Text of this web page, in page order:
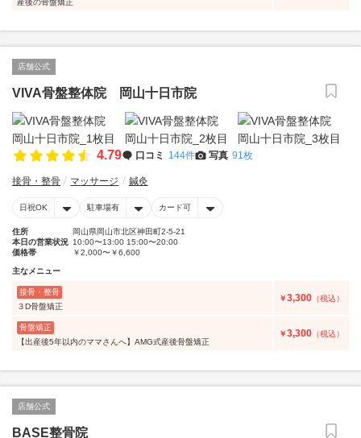
店舗公式
VIVA骨盤整体院 岡山十日市院
4.79 口コミ 144件 写真 91枚
接骨・整骨 マッサージ 鍼灸
日祝OK 駐車場有 カード可
住所
岡山県岡山市北区神田町2‐5-21
本日の営業状況 10:00〜13:00 15:00〜20:00
価格帯
￥2,000〜￥6,600
主なメニュー
接骨・整骨
３D骨盤矯正
￥3,300 （税込）
骨盤矯正
【出産後5年以内のママさんへ】AMG式産後骨盤矯正
￥3,300 （税込）
店舗公式
BASE整骨院